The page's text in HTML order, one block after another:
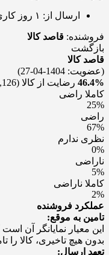
ارسال از: ۱ روز کاری آینده
فروشنده: قاصد کالا
بازگشت
قاصد کالا
(عضویت: 1404-04-27)
46.4% رضایت از کالا (4,126 نفر)
کاملا راضی
25%
راضی
67%
نظری ندارم
0%
ناراضی
5%
کاملا ناراضی
2%
عملکرد فروشنده
تامین به موقع:
این معیار نمایانگر آن
بدون هیچ تاخیری، کالا
تعهد ارسال: